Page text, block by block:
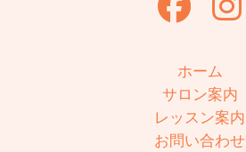
ホーム
サロン案内
レッスン案内
お問い合わせ